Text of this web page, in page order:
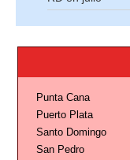
Punta Cana
Puerto Plata
Santo Domingo
San Pedro